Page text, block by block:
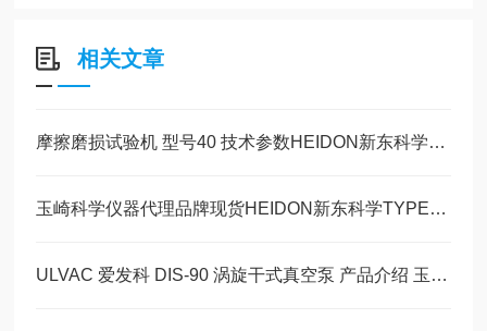
相关文章
摩擦磨损试验机 型号40 技术参数HEIDON新东科学玉崎科学仪器代理现货供应
玉崎科学仪器代理品牌现货HEIDON新东科学TYPE 25W应变测试装置的技术参数
ULVAC 爱发科 DIS-90 涡旋干式真空泵 产品介绍 玉崎科学仪器原装现货